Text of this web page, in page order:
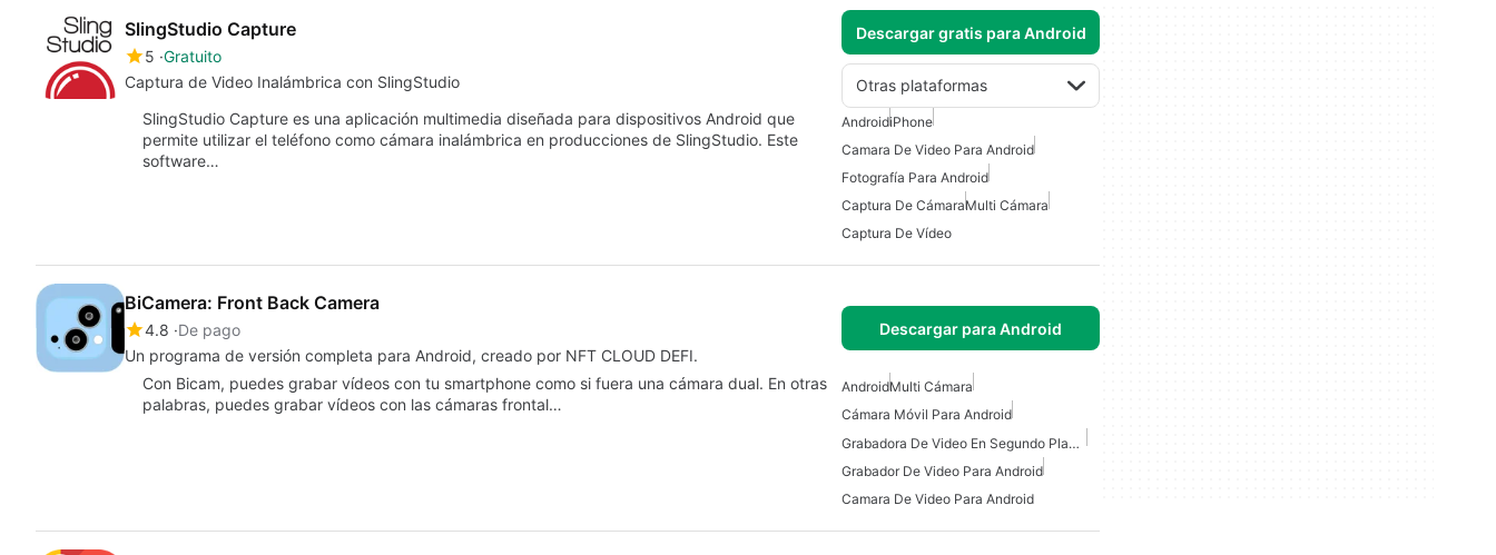
SlingStudio Capture
5 Gratuito
Captura de Video Inalámbrica con SlingStudio
Descargar gratis para Android
Otras plataformas
SlingStudio Capture es una aplicación multimedia diseñada para dispositivos Android que
permite utilizar el teléfono como cámara inalámbrica en producciones de SlingStudio. Este
software…
AndroidiPhone
Camara De Video Para Android
Fotografía Para Android
Captura De CámaraMulti Cámara
Captura De Vídeo
BiCamera: Front Back Camera
4.8 De pago
Un programa de versión completa para Android, creado por NFT CLOUD DEFI.
Descargar para Android
Con Bicam, puedes grabar vídeos con tu smartphone como si fuera una cámara dual. En otras
palabras, puedes grabar vídeos con las cámaras frontal…
AndroidMulti Cámara
Cámara Móvil Para Android
Grabadora De Video En Segundo Plano Para Android
Grabador De Video Para Android
Camara De Video Para Android